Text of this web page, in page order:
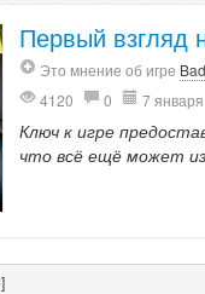
Первый взгляд
Это мнение об игре
4120
0 7
Ключ к игре
что всё ещё может